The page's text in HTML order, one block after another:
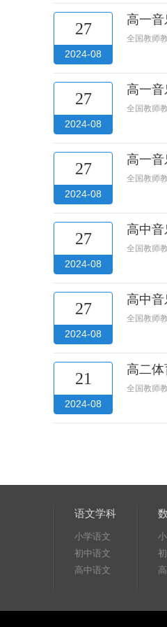
27
2024-08
高一
全国教师
27
2024-08
高一
全国教师
27
2024-08
高一
全国教师
27
2024-08
高中音
全国教师
27
2024-08
高中音
全国教师
21
2024-08
高二
全国教师
语文学科
小学语文
初中语文
高中语文